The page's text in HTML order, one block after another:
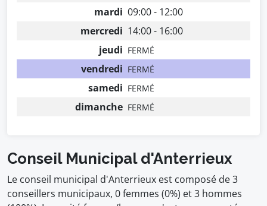
mardi 09:00 - 12:00
mercredi 14:00 - 16:00
jeudi FERMÉ
vendredi FERMÉ
samedi FERMÉ
dimanche FERMÉ
Conseil Municipal d'Anterrieux
Le conseil municipal d'Anterrieux est composé de 3
conseillers municipaux, 0 femmes (0%) et 3 hommes